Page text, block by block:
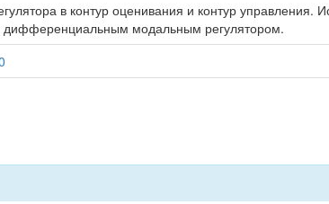
в контур оценивания и контур
дифференциальным модальным регулятором.